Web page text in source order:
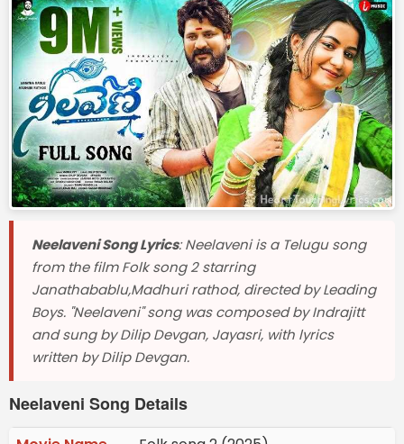
Neelaveni Song Lyrics: Neelaveni is a Telugu song
from the film Folk song 2 starring
Janathabablu,Madhuri rathod, directed by Leading
Boys. "Neelaveni" song was composed by Indrajitt
and sung by Dilip Devgan, Jayasri, with lyrics
written by Dilip Devgan.
Neelaveni Song Details